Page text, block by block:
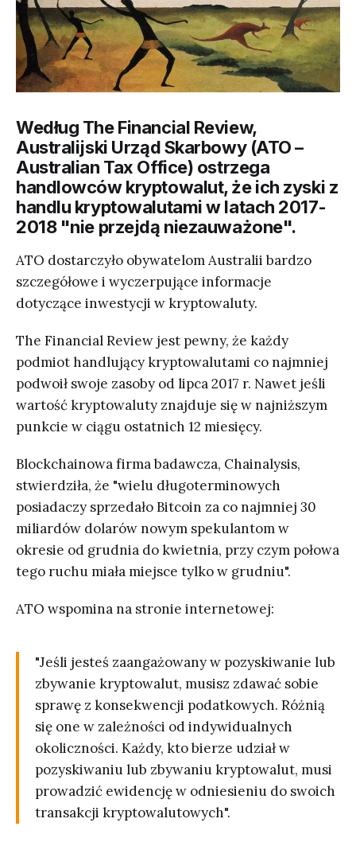
Według The Financial Review,
Australijski Urząd Skarbowy (ATO –
Australian Tax Office) ostrzega
handlowców kryptowalut, że ich zyski z
handlu kryptowalutami w latach 2017-
2018 "nie przejdą niezauważone".
ATO dostarczyło obywatelom Australii bardzo
szczegółowe i wyczerpujące informacje
dotyczące inwestycji w kryptowaluty.
The Financial Review jest pewny, że każdy
podmiot handlujący kryptowalutami co najmniej
podwoił swoje zasoby od lipca 2017 r. Nawet jeśli
wartość kryptowaluty znajduje się w najniższym
punkcie w ciągu ostatnich 12 miesięcy.
Blockchainowa firma badawcza, Chainalysis,
stwierdziła, że "wielu długoterminowych
posiadaczy sprzedało Bitcoin za co najmniej 30
miliardów dolarów nowym spekulantom w
okresie od grudnia do kwietnia, przy czym połowa
tego ruchu miała miejsce tylko w grudniu".
ATO wspomina na stronie internetowej:
"Jeśli jesteś zaangażowany w pozyskiwanie lub
zbywanie kryptowalut, musisz zdawać sobie
sprawę z konsekwencji podatkowych. Różnią
się one w zależności od indywidualnych
okoliczności. Każdy, kto bierze udział w
pozyskiwaniu lub zbywaniu kryptowalut, musi
prowadzić ewidencję w odniesieniu do swoich
transakcji kryptowalutowych".